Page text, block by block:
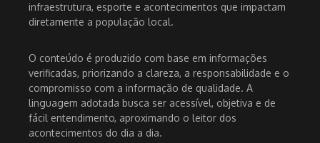
infraestrutura, esporte e acontecimentos que impactam
diretamente a população local.
O conteúdo é produzido com base em informações
verificadas, priorizando a clareza, a responsabilidade e o
compromisso com a informação de qualidade. A
linguagem adotada busca ser acessível, objetiva e de
fácil entendimento, aproximando o leitor dos
acontecimentos do dia a dia.